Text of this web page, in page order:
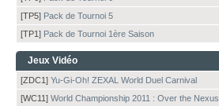
[TP5] Pack de Tournoi 5
[TP1] Pack de Tournoi 1ère Saison
Jeux Vidéo
[ZDC1] Yu-Gi-Oh! ZEXAL World Duel Carnival
[WC11] World Championship 2011 : Over the Nexus